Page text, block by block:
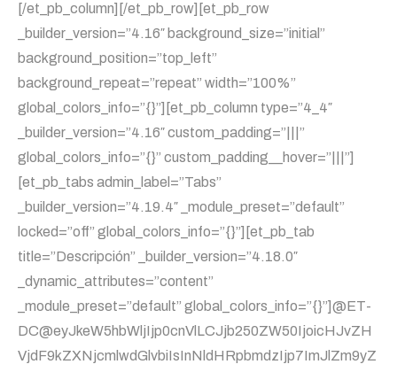
[/et_pb_column][/et_pb_row][et_pb_row
_builder_version=”4.16″ background_size=”initial”
background_position=”top_left”
background_repeat=”repeat” width=”100%”
global_colors_info=”{}”][et_pb_column type=”4_4″
_builder_version=”4.16″ custom_padding=”|||”
global_colors_info=”{}” custom_padding__hover=”|||”]
[et_pb_tabs admin_label=”Tabs”
_builder_version=”4.19.4″ _module_preset=”default”
locked=”off” global_colors_info=”{}”][et_pb_tab
title=”Descripción” _builder_version=”4.18.0″
_dynamic_attributes=”content”
_module_preset=”default” global_colors_info=”{}”]@ET-
DC@eyJkeW5hbWljIjp0cnVlLCJjb250ZW50IjoicHJvZH
VjdF9kZXNjcmlwdGlvbiIsInNldHRpbmdzIjp7ImJlZm9yZ